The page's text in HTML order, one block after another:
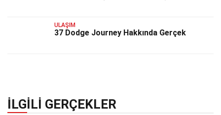
ULAŞIM
37 Dodge Journey Hakkında Gerçek
İLGILI GERÇEKLER